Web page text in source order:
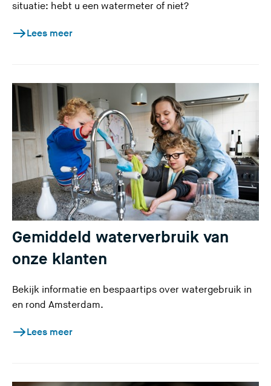
situatie: hebt u een watermeter of niet?
Lees meer
Gemiddeld waterverbruik van
onze klanten
Bekijk informatie en bespaartips over watergebruik in
en rond Amsterdam.
Lees meer